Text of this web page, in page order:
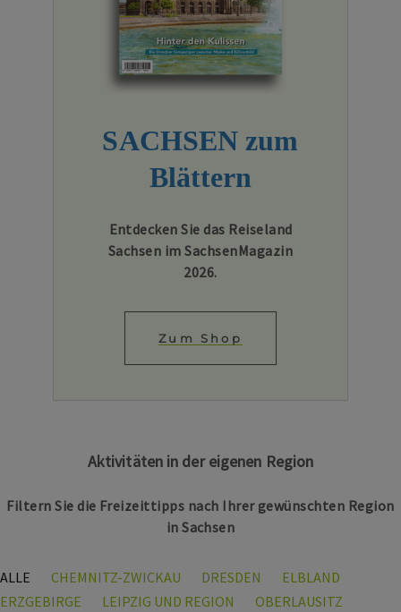
SACHSEN zum
Blättern
Entdecken Sie das Reiseland
Sachsen im SachsenMagazin
2026.
Zum Shop
Aktivitäten in der eigenen Region
Filtern Sie die Freizeittipps nach Ihrer gewünschten Region
in Sachsen
ALLE CHEMNITZ-ZWICKAU DRESDEN
ELBLAND
ERZGEBIRGE
LEIPZIG UND REGION
OBERLAUSITZ